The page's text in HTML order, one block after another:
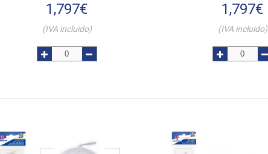
1,797€
(IVA incluido)
1,797€
(IVA incluido)